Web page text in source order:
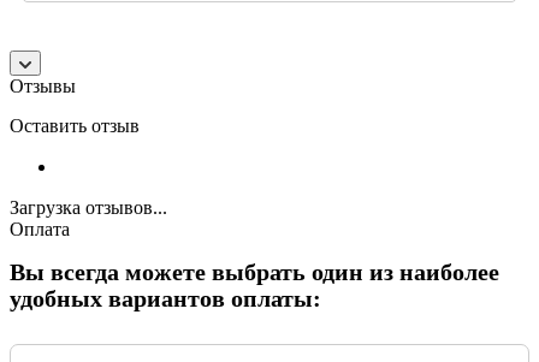
Отзывы
Оставить отзыв
Загрузка отзывов...
Оплата
Вы всегда можете выбрать один из наиболее
удобных вариантов оплаты: